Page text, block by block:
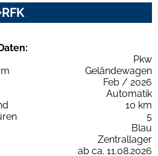
Pkw
Geländewagen
Feb / 2026
Automatik
10 km
5
Blau
Zentrallager
ab ca. 11.08.2026